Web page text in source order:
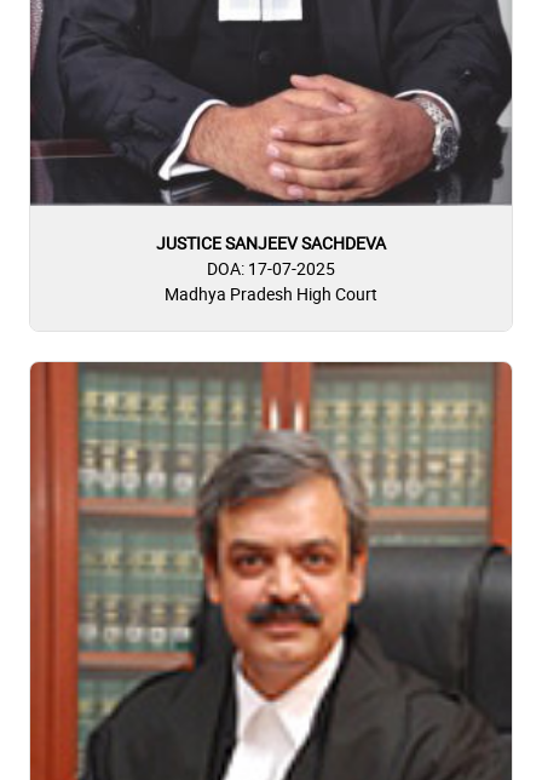
JUSTICE SANJEEV SACHDEVA
DOA: 17-07-2025
Madhya Pradesh High Court